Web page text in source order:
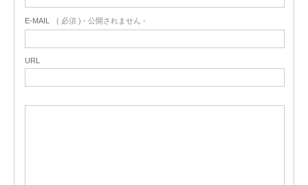
E-MAIL ( 必須 ) - 公開されません -
URL